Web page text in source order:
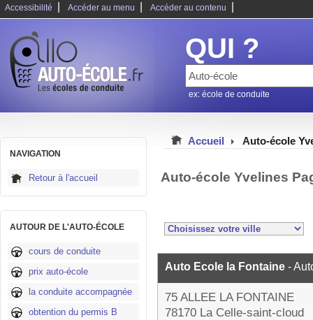
Accessibilité Accéder au menu Accéder au contenu
QUI ?
ex: école de conduite
NAVIGATION
Retour à l'accueil
AUTOUR DE L'AUTO-ÉCOLE
cours de conduite
prix auto-école
la conduite accompagnée
obtention du permis B
Accueil Auto-école
Auto-école Yvelines
Auto Ecole la Fontaine -
75 ALLEE LA FONTAINE
78170 La Celle-saint-cloud